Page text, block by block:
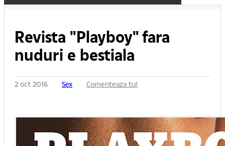
Revista "Playboy" fara
nuduri e bestiala
2 oct 2016 Sex Comenteaza tu!